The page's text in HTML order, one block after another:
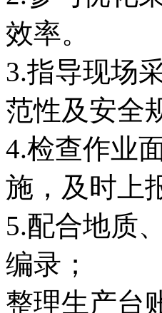
效率。
3.指导现场
范性及安全
4.检查作业
施，及时上
5.配合地质
编录；
整理生产台